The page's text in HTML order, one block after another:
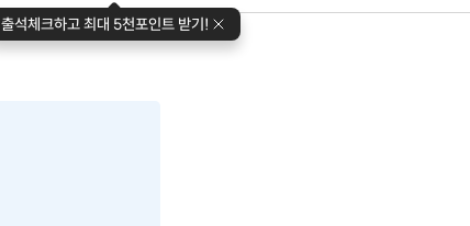
출석체크하고 최대 5천포인트 받기!